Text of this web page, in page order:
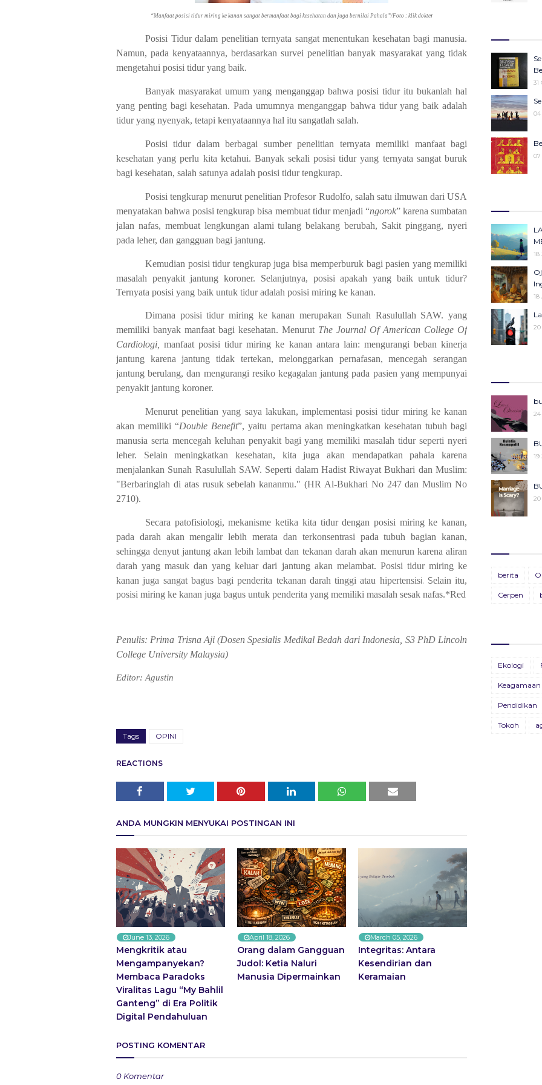
“Manfaat posisi tidur miring ke kanan sangat bermanfaat bagi kesehatan dan juga bernilai Pahala”/Foto : klik dokter
Posisi Tidur dalam penelitian ternyata sangat menentukan kesehatan bagi manusia.
Namun, pada kenyataannya, berdasarkan survei penelitian banyak masyarakat yang tidak
mengetahui posisi tidur yang baik.
Banyak masyarakat umum yang menganggap bahwa posisi tidur itu bukanlah hal
yang penting bagi kesehatan. Pada umumnya menganggap bahwa tidur yang baik adalah
tidur yang nyenyak, tetapi kenyataannya hal itu sangatlah salah.
Posisi tidur dalam berbagai sumber penelitian ternyata memiliki manfaat bagi
kesehatan yang perlu kita ketahui. Banyak sekali posisi tidur yang ternyata sangat buruk
bagi kesehatan, salah satunya adalah posisi tidur tengkurap.
Posisi tengkurap menurut penelitian Profesor Rudolfo, salah satu ilmuwan dari USA
menyatakan bahwa posisi tengkurap bisa membuat tidur menjadi “ngorok” karena sumbatan
jalan nafas, membuat lengkungan alami tulang belakang berubah, Sakit pinggang, nyeri
pada leher, dan gangguan bagi jantung.
Kemudian posisi tidur tengkurap juga bisa memperburuk bagi pasien yang memiliki
masalah penyakit jantung koroner. Selanjutnya, posisi apakah yang baik untuk tidur?
Ternyata posisi yang baik untuk tidur adalah posisi miring ke kanan.
Dimana posisi tidur miring ke kanan merupakan Sunah Rasulullah SAW. yang
memiliki banyak manfaat bagi kesehatan. Menurut The Journal Of American College Of
Cardiologi,
manfaat posisi tidur miring ke kanan antara lain: mengurangi beban kinerja
jantung karena jantung tidak tertekan, melonggarkan pernafasan, mencegah serangan
jantung berulang, dan mengurangi resiko kegagalan jantung pada pasien yang mempunyai
penyakit jantung koroner.
Menurut penelitian yang saya lakukan, implementasi posisi tidur miring ke kanan
akan memiliki “Double Benefit”, yaitu pertama akan meningkatkan kesehatan tubuh bagi
manusia serta mencegah keluhan penyakit bagi yang memiliki masalah tidur seperti nyeri
leher. Selain meningkatkan kesehatan, kita juga akan mendapatkan pahala karena
menjalankan Sunah Rasulullah SAW. Seperti dalam Hadist Riwayat Bukhari dan Muslim:
"Berbaringlah di atas rusuk sebelah kananmu." (HR Al-Bukhari No 247 dan Muslim No
2710).
Secara patofisiologi, mekanisme ketika kita tidur dengan posisi miring ke kanan,
pada darah akan mengalir lebih merata dan terkonsentrasi pada tubuh bagian kanan,
sehingga denyut jantung akan lebih lambat dan tekanan darah akan menurun karena aliran
darah yang masuk dan yang keluar dari jantung akan melambat. Posisi tidur miring ke
kanan juga sangat bagus bagi penderita tekanan darah tinggi atau hipertensisi. Selain itu,
posisi miring ke kanan juga bagus untuk penderita yang memiliki masalah sesak nafas.*Red
Penulis: Prima Trisna Aji (Dosen Spesialis Medikal Bedah dari Indonesia, S3 PhD Lincoln
College University Malaysia)
Editor: Agustin
Tags OPINI
REACTIONS
ANDA MUNGKIN MENYUKAI POSTINGAN INI
June 13, 2026
Mengkritik atau
Mengampanyekan?
Membaca Paradoks
Viralitas Lagu “My Bahlil
Ganteng” di Era Politik
Digital Pendahuluan
April 18, 2026
Orang dalam Gangguan
Judol: Ketia Naluri
Manusia Dipermainkan
March 05, 2026
Integritas: Antara
Kesendirian dan
Keramaian
POSTING KOMENTAR
0 Komentar
19
19
13
31
04
27
27
18
18
22
18
19
berita
Cerpen
Ekologi
Keagamaan
Pendidikan
Tokoh